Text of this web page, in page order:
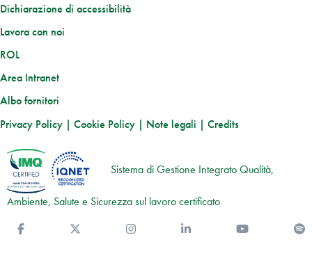
Dichiarazione di accessibilità
Lavora con noi
ROL
Area Intranet
Albo fornitori
Privacy Policy | Cookie Policy | Note legali | Credits
Sistema di Gestione Integrato Qualità,
Ambiente, Salute e Sicurezza sul lavoro certificato
You Tube